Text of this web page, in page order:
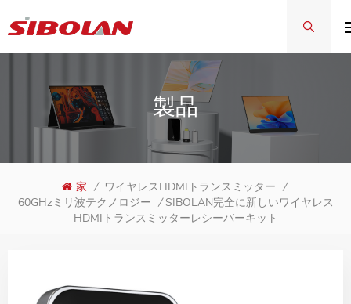
製品
家 / ワイヤレスHDMIトランスミッター /
60GHzミリ波テクノロジー / SIBOLAN完全に新しいワイヤレス
HDMIトランスミッターレシーバーキット